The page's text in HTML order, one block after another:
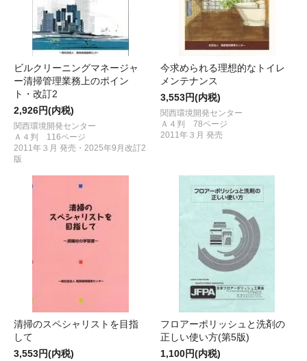
ビルクリーニングマネージャ
ー清掃管理業務上のポイン
ト・改訂2
2,926円(内税)
関西環境開発センター
Ａ４判 116ページ
2011年３月 発売・2025年9月改訂2
版
今求められる理想的なトイレ
メンテナンス
3,553円(内税)
関西環境開発センター
Ａ４判 78ページ
2011年３月 発売
清掃のスペシャリストを目指
して
3,553円(内税)
フロアーポリッシュと洗剤の
正しい使い方(第5版)
1,100円(内税)